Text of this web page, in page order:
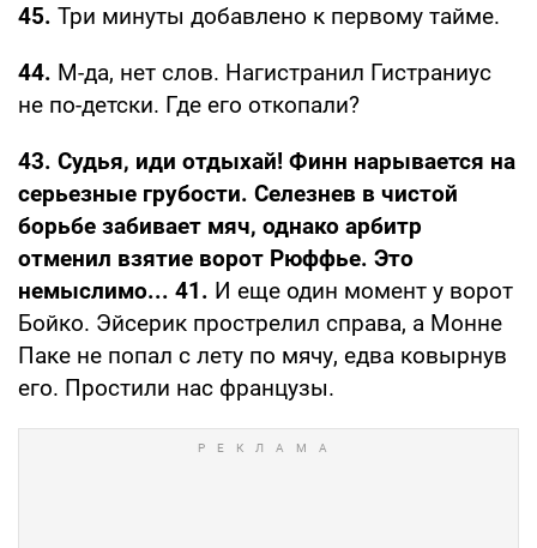
45. Три минуты добавлено к первому тайме.
44. М-да, нет слов. Нагистранил Гистраниус
не по-детски. Где его откопали?
43. Судья, иди отдыхай! Финн нарывается на
серьезные грубости. Селезнев в чистой
борьбе забивает мяч, однако арбитр
отменил взятие ворот Рюффье. Это
немыслимо... 41. И еще один момент у ворот
Бойко. Эйсерик прострелил справа, а Монне
Паке не попал с лету по мячу, едва ковырнув
его. Простили нас французы.